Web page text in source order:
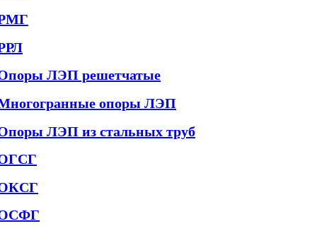
ЛЭП решетчатые
опоры ЛЭП
ЛЭП из стальных труб